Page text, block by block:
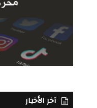
آخر الأخبار